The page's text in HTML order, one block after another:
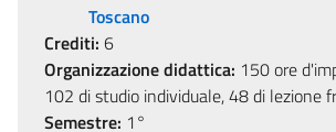
Toscano
Crediti: 6
Organizzazione didattica: 150 ore
102 di studio individuale, 48 di lezione
Semestre: 1°